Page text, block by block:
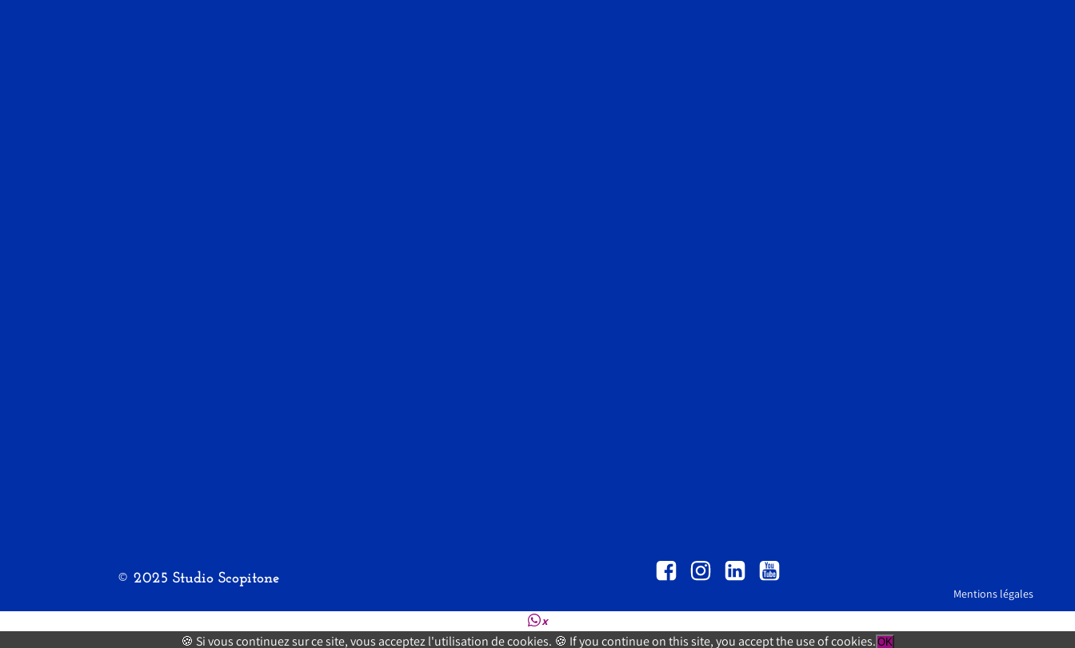
© 2025 Studio Scopitone
Mentions légales
×
🍪 Si vous continuez sur ce site, vous acceptez l'utilisation de cookies. 🍪 If you continue on this site, you accept the use of cookies. OK